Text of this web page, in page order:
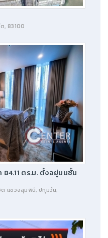
, 83100
84.11 ตร.ม. ตั้งอยู่บนชั้น
ต แขวงลุมพินี, ปทุมวัน,